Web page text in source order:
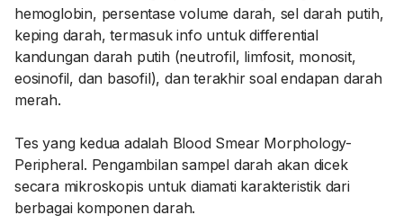
hemoglobin, persentase volume darah, sel darah putih,
keping darah, termasuk info untuk differential
kandungan darah putih (neutrofil, limfosit, monosit,
eosinofil, dan basofil), dan terakhir soal endapan darah
merah.
Tes yang kedua adalah Blood Smear Morphology-
Peripheral. Pengambilan sampel darah akan dicek
secara mikroskopis untuk diamati karakteristik dari
berbagai komponen darah.